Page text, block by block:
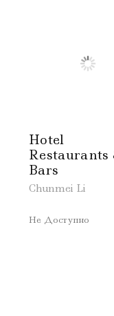
Hotel
Restaurants
Bars
Chunmei Li
Не Доступно